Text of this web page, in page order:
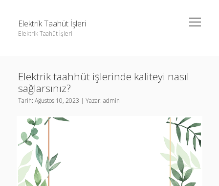
Elektrik Taahüt İşleri
Elektrik Taahüt İşleri
menüyü
aç
Liste
Sayfa Listesi
Ücretsiz Instagram Bayan Takipçi Hilesi
Instagram Gizli Story İzleme
Sayfa Listesi
Tiktok Takipçi Hilesi Şifresiz
Ücretsiz Instagram Bayan Takipçi Hilesi
Elektrik taahhüt işlerinde kaliteyi nasıl
sağlarsınız?
Tarih:Ağustos 10, 2023 | Yazar:admin